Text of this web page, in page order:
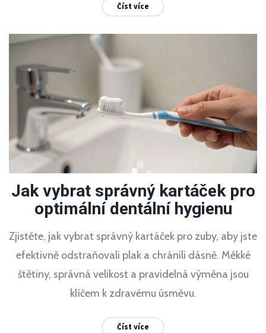
Číst více
Jak vybrat správný kartáček pro
optimální dentální hygienu
Zjistěte, jak vybrat správný kartáček pro zuby, aby jste
efektivně odstraňovali plak a chránili dásně. Měkké
štětiny, správná velikost a pravidelná výměna jsou
klíčem k zdravému úsměvu.
Číst více